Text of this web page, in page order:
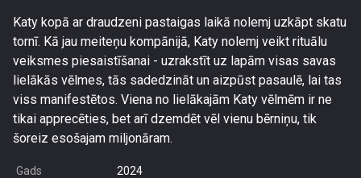
Katy kopā ar draudzeni pastaigas laikā nolemj uzkāpt skatu
tornī. Kā jau meiteņu kompānijā, Katy nolemj veikt rituālu
veiksmes piesaistīšanai - uzrakstīt uz lapām visas savas
lielākās vēlmes, tās sadedzināt un aizpūst pasaulē, lai tas
viss manifestētos. Viena no lielākajām Katy vēlmēm ir ne
tikai apprecēties, bet arī dzemdēt vēl vienu bērniņu, tik
šoreiz esošajam miljonāram.
Gads 2024